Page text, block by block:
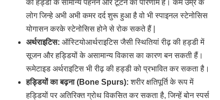
की हड्डी के सामान्य पहनने और टूटने का परिणाम है। कम उम्र के
लोग जिन्हे अभी अभी कमर दर्द शुरू हुआ है वो भी स्पाइनल स्टेनोसिस
योगासन करके स्टेनोसिस होने से रोक सकते हैं |
अर्थराइटिस: ऑस्टियोआर्थराइटिस जैसी स्थितियां रीढ़ की हड्डी में
सूजन और हड्डियों के असामान्य विकास का कारण बन सकती हैं।
रूमेटाइड अर्थराइटिस भी रीढ़ की हड्डी को प्रभावित कर सकता है।
हड्डियों का बढ़ना (Bone Spurs): शरीर क्षतिपूर्ति के रूप में
हड्डियों पर अतिरिक्त ग्रोथ विकसित कर सकता है, जिन्हें बोन स्पर्स